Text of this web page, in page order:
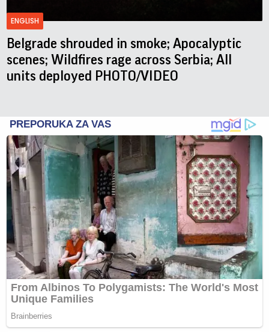
ENGLISH
Belgrade shrouded in smoke; Apocalyptic
scenes; Wildfires rage across Serbia; All
units deployed PHOTO/VIDEO